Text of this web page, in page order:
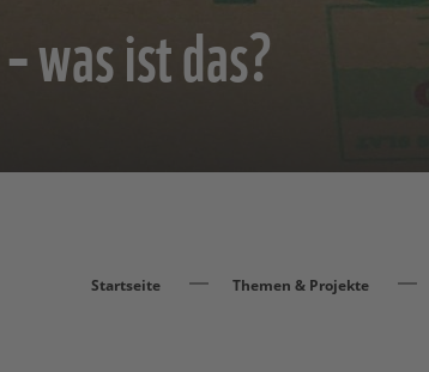
was ist das?
Startseite Themen & Projekte